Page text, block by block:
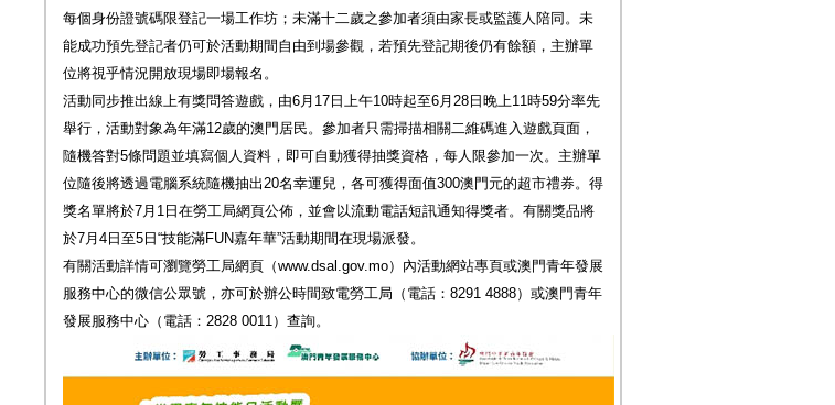
每個身份證號碼限登記一場工作坊；未滿十二歲之參加者須由家長或監護人陪同。未
能成功預先登記者仍可於活動期間自由到場參觀，若預先登記期後仍有餘額，主辦單
位將視乎情況開放現場即場報名。
活動同步推出線上有獎問答遊戲，由6月17日上午10時起至6月28日晚上11時59分率先
舉行，活動對象為年滿12歲的澳門居民。參加者只需掃描相關二維碼進入遊戲頁面，
隨機答對5條問題並填寫個人資料，即可自動獲得抽獎資格，每人限參加一次。主辦單
位隨後將透過電腦系統隨機抽出20名幸運兒，各可獲得面值300澳門元的超市禮券。得
獎名單將於7月1日在勞工局網頁公佈，並會以流動電話短訊通知得獎者。有關獎品將
於7月4日至5日“技能滿FUN嘉年華”活動期間在現場派發。
有關活動詳情可瀏覽勞工局網頁（www.dsal.gov.mo）內活動網站專頁或澳門青年發展
服務中心的微信公眾號，亦可於辦公時間致電勞工局（電話：8291 4888）或澳門青年
發展服務中心（電話：2828 0011）查詢。